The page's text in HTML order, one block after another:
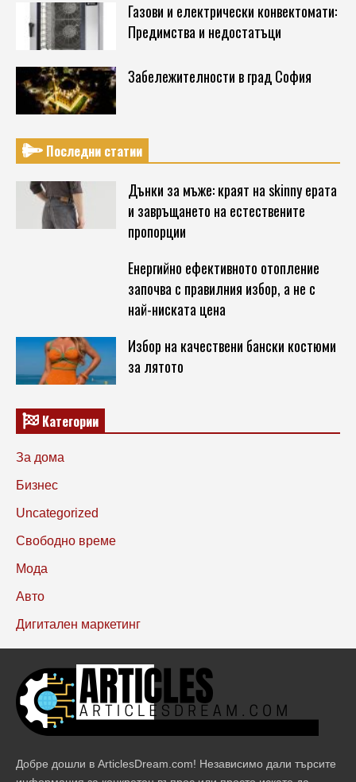
Газови и електрически конвектомати:
Предимства и недостатъци
Забележителности в град София
Последни статии
Дънки за мъже: краят на skinny ерата
и завръщането на естествените
пропорции
Енергийно ефективното отопление
започва с правилния избор, а не с
най-ниската цена
Избор на качествени бански костюми
за лятото
Категории
За дома
Бизнес
Uncategorized
Свободно време
Мода
Авто
Дигитален маркетинг
Добре дошли в ArticlesDream.com! Независимо дали търсите